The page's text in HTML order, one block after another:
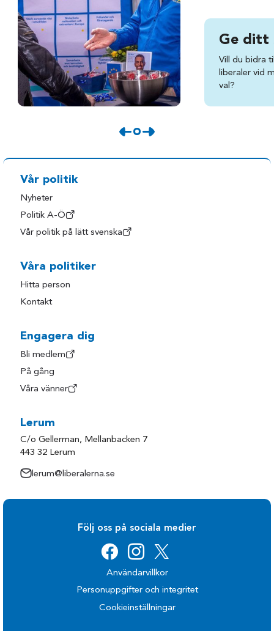
Ge ditt
Vill du bidra
liberaler vid
val?
Vår politik
Nyheter
Politik A-Ö
Vår politik på lätt svenska
Våra politiker
Hitta person
Kontakt
Engagera dig
Bli medlem
På gång
Våra vänner
Lerum
C/o Gellerman, Mellanbacken 7
443 32 Lerum
lerum@liberalerna.se
Följ oss på sociala medier
Användarvillkor
Personuppgifter och integritet
Cookieinställningar